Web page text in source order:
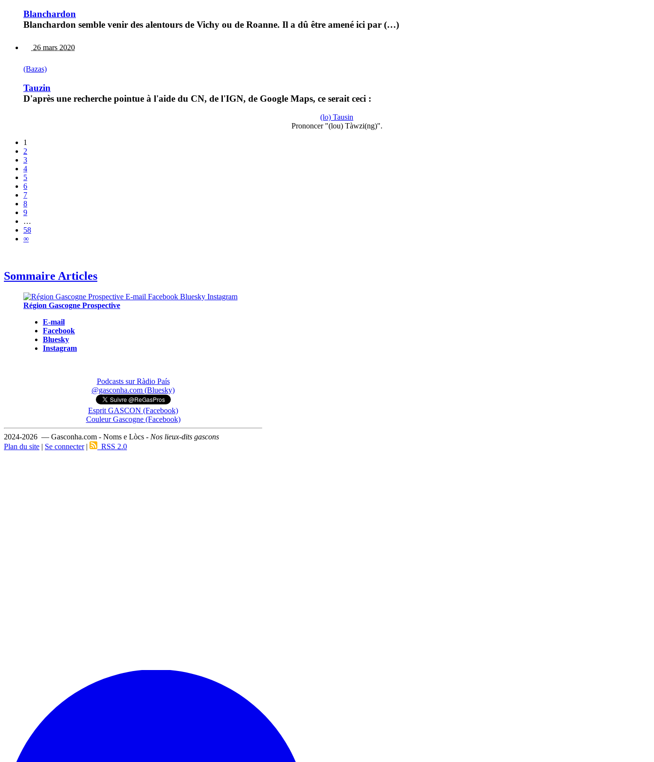
Blanchardon
Blanchardon semble venir des alentours de Vichy ou de Roanne. Il a dû être amené ici par (…)
26 mars 2020
(Bazas)
Tauzin
D'après une recherche pointue à l'aide du CN, de l'IGN, de Google Maps, ce serait ceci :
(lo) Tausin
Prononcer "(lou) Tàwzi(ng)".
1
2
3
4
5
6
7
8
9
…
58
∞
Sommaire Articles
Région Gascogne Prospective
E-mail
Facebook
Bluesky
Instagram
Podcasts sur Ràdio País
@gasconha.com (Bluesky)
Esprit GASCON (Facebook)
Couleur Gascogne (Facebook)
2024-2026 — Gasconha.com - Noms e Lòcs - Nos lieux-dits gascons
Plan du site | Se connecter| RSS 2.0